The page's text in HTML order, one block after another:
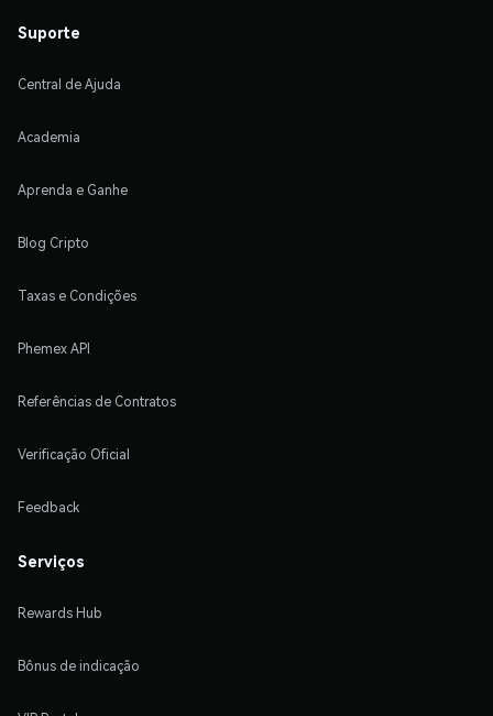
Suporte
Central de Ajuda
Academia
Aprenda e Ganhe
Blog Cripto
Taxas e Condições
Phemex API
Referências de Contratos
Verificação Oficial
Feedback
Serviços
Rewards Hub
Bônus de indicação